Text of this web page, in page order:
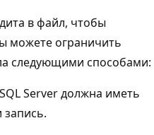
в файл, чтобы
можете ограничить
следующими способами:
Server должна иметь